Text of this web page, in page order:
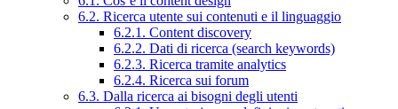
6.2. Ricerca utente sui contenuti e il linguaggio
6.2.1. Content discovery
6.2.2. Dati di ricerca (search keywords)
6.2.3. Ricerca tramite analytics
6.2.4. Ricerca sui forum
6.3. Dalla ricerca ai bisogni degli utenti